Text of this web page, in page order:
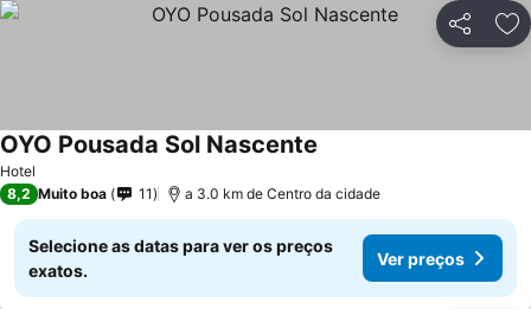
Partilhar
Hotel
OYO Pousada Sol Nascente
8,2 Muito boa 11 a 3.0 km de Centro da cidade
Selecione as datas para ver os preços
exatos.
Ver preços